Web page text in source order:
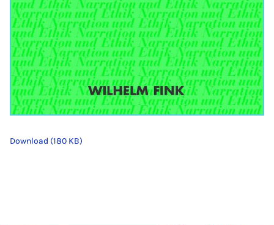
Download (180 KB)